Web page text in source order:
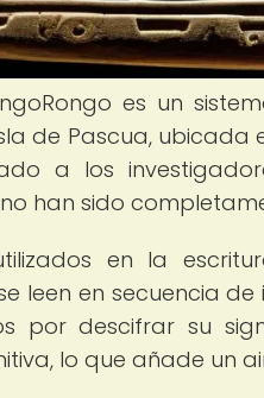
es un
de Pascua, ubicada
a los
han sido
en la
leen en secuencia
por descifrar su
lo que añade un